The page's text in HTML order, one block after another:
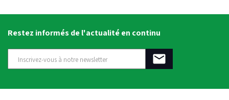
Restez informés de l'actualité en continu